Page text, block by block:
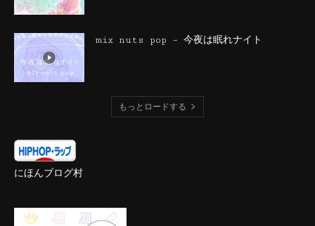
mix nuts pop – 今夜は眠れナイト
もっとロードする
にほんブログ村